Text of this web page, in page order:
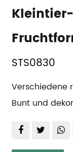
STS0830
Verschiedene
Bunt und